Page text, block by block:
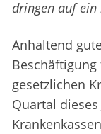
dringen auf ein
Anhaltend
gesetzlichen
Quartal